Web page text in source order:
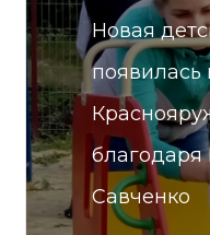
Новая
появилась
Савченко